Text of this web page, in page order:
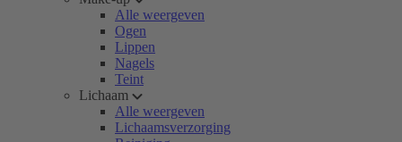
Alle weergeven
Ogen
Lippen
Nagels
Teint
Lichaam
Alle weergeven
Lichaamsverzorging